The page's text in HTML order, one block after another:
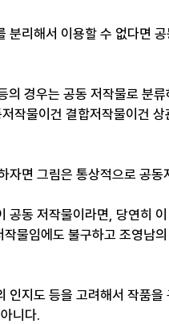
분리해서 이용할 수 없다면
의 경우는 공동 저작물로 분
작물이건 결합저작물이건
자면 그림은 통상적으로 공동
공동 저작물이라면, 당연히
물임에도 불구하고 조영남
인지도 등을 고려해서 작품
니다.